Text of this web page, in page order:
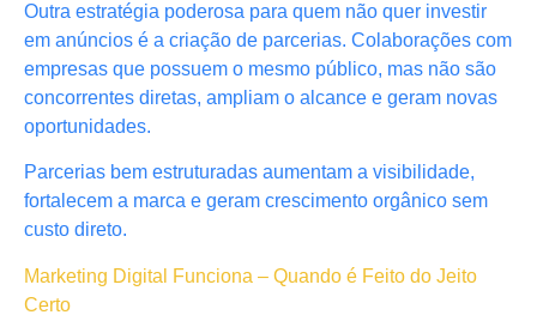
Outra estratégia poderosa para quem não quer investir
em anúncios é a criação de parcerias. Colaborações com
empresas que possuem o mesmo público, mas não são
concorrentes diretas, ampliam o alcance e geram novas
oportunidades.
Parcerias bem estruturadas aumentam a visibilidade,
fortalecem a marca e geram crescimento orgânico sem
custo direto.
Marketing Digital Funciona – Quando é Feito do Jeito
Certo